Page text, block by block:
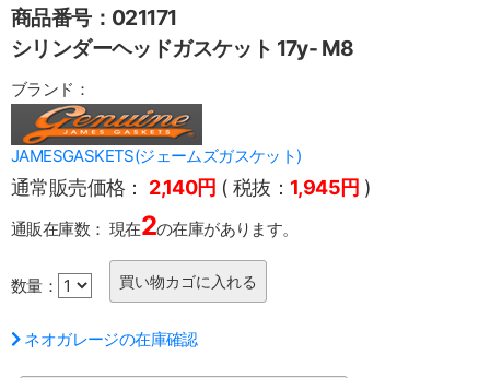
商品番号：021171
シリンダーヘッドガスケット 17y- M8
ブランド：
JAMESGASKETS(ジェームズガスケット)
通常販売価格： 2,140円 ( 税抜： 1,945円 )
通販在庫数： 現在2の在庫があります。
数量：
ネオガレージの在庫確認